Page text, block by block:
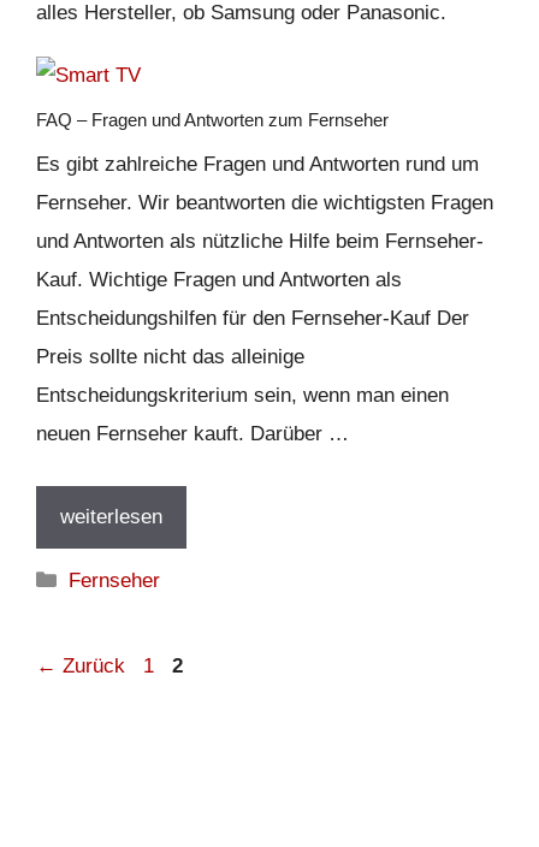
alles Hersteller, ob Samsung oder Panasonic.
FAQ – Fragen und Antworten zum Fernseher
Es gibt zahlreiche Fragen und Antworten rund um
Fernseher. Wir beantworten die wichtigsten Fragen
und Antworten als nützliche Hilfe beim Fernseher-
Kauf. Wichtige Fragen und Antworten als
Entscheidungshilfen für den Fernseher-Kauf Der
Preis sollte nicht das alleinige
Entscheidungskriterium sein, wenn man einen
neuen Fernseher kauft. Darüber …
weiterlesen
Kategorien
Fernseher
← Zurück Seite
1 Seite
2